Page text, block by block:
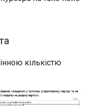
кількістю